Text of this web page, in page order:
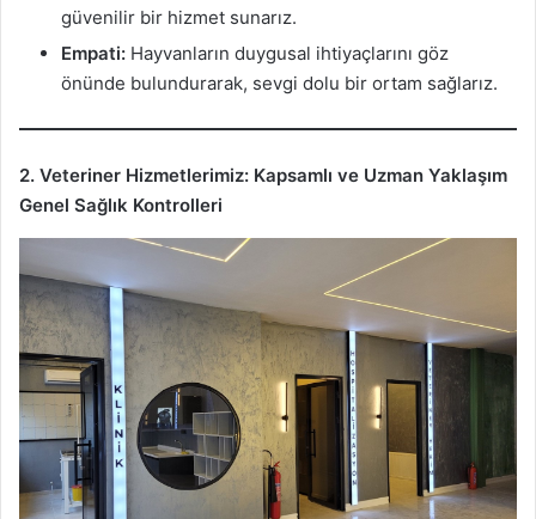
güvenilir bir hizmet sunarız.
Empati: Hayvanların duygusal ihtiyaçlarını göz
önünde bulundurarak, sevgi dolu bir ortam sağlarız.
2. Veteriner Hizmetlerimiz: Kapsamlı ve Uzman Yaklaşım
Genel Sağlık Kontrolleri